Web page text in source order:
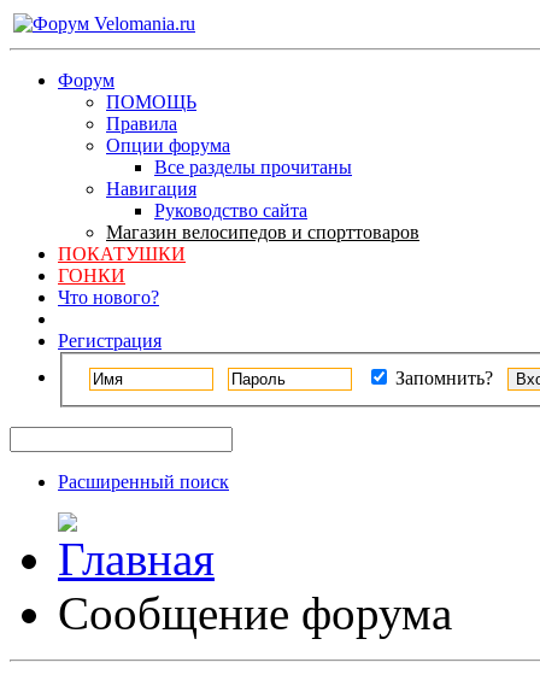
Форум
ПОМОЩЬ
Правила
Опции форума
Все разделы прочитаны
Навигация
Руководство сайта
Магазин велосипедов и спорттоваров
ПОКАТУШКИ
ГОНКИ
Что нового?
Регистрация
Запомнить?
Расширенный поиск
Сообщение форума